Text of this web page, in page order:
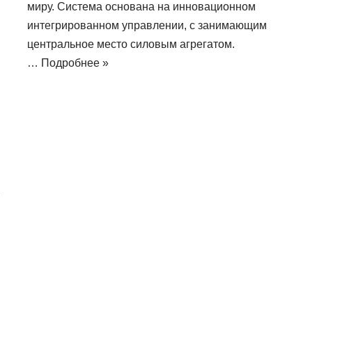
миру. Система основана на инновационном
интегрированном управлении, с занимающим
центральное место силовым агрегатом.
… Подробнее »